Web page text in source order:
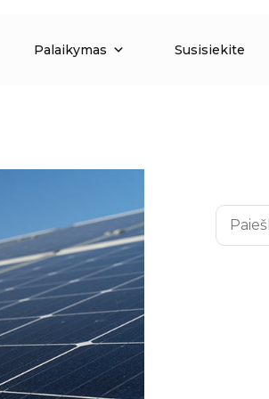
Palaikymas Susisiekite
Ieškoti: